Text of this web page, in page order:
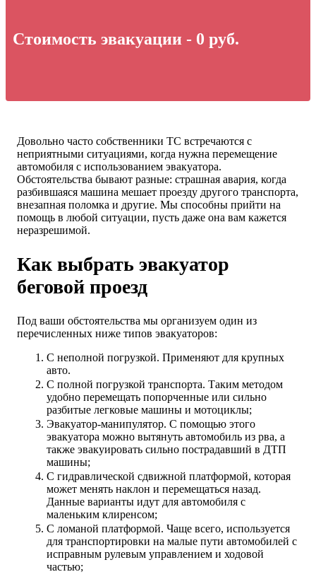
Стоимость эвакуации - 0 руб.
Довольно часто собственники ТС встречаются с
неприятными ситуациями, когда нужна перемещение
автомобиля с использованием эвакуатора.
Обстоятельства бывают разные: страшная авария, когда
разбившаяся машина мешает проезду другого транспорта,
внезапная поломка и другие. Мы способны прийти на
помощь в любой ситуации, пусть даже она вам кажется
неразрешимой.
Как выбрать эвакуатор
беговой проезд
Под ваши обстоятельства мы организуем один из
перечисленных ниже типов эвакуаторов:
С неполной погрузкой. Применяют для крупных
авто.
С полной погрузкой транспорта. Таким методом
удобно перемещать попорченные или сильно
разбитые легковые машины и мотоциклы;
Эвакуатор-манипулятор. С помощью этого
эвакуатора можно вытянуть автомобиль из рва, а
также эвакуировать сильно пострадавший в ДТП
машины;
С гидравлической сдвижной платформой, которая
может менять наклон и перемещаться назад.
Данные варианты идут для автомобиля с
маленьким клиренсом;
С ломаной платформой. Чаще всего, используется
для транспортировки на малые пути автомобилей с
исправным рулевым управлением и ходовой
частью;